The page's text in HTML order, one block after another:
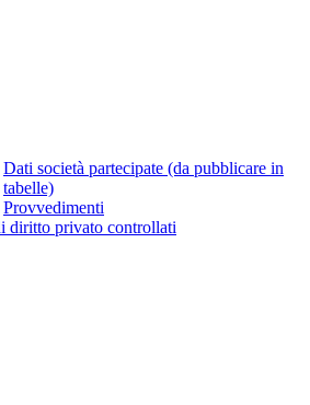
Dati società partecipate (da pubblicare in
tabelle)
Provvedimenti
diritto privato controllati